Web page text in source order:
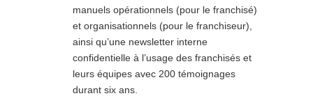
manuels opérationnels (pour le franchisé)
et organisationnels (pour le franchiseur),
ainsi qu’une newsletter interne
confidentielle à l’usage des franchisés et
leurs équipes avec 200 témoignages
durant six ans.